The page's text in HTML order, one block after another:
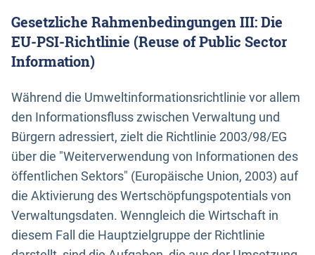
Gesetzliche Rahmenbedingungen III: Die
EU-PSI-Richtlinie (Reuse of Public Sector
Information)
Während die Umweltinformationsrichtlinie vor allem
den Informationsfluss zwischen Verwaltung und
Bürgern adressiert, zielt die Richtlinie 2003/98/EG
über die "Weiterverwendung von Informationen des
öffentlichen Sektors" (Europäische Union, 2003) auf
die Aktivierung des Wertschöpfungspotentials von
Verwaltungsdaten. Wenngleich die Wirtschaft in
diesem Fall die Hauptzielgruppe der Richtlinie